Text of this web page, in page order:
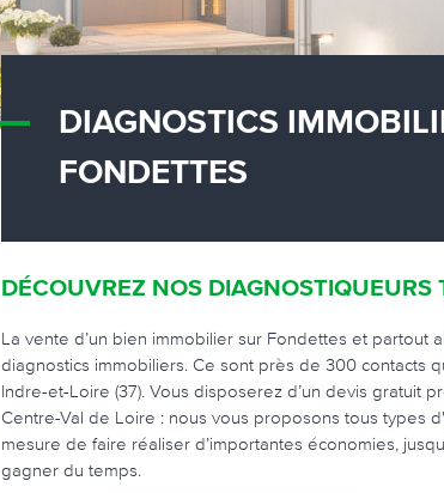
DIAGNOSTICS
FONDETTES
DÉCOUVREZ NOS
La vente d’un bien immobilier sur Fondettes et
diagnostics immobiliers. Ce sont près de 300 contacts
Indre-et-Loire (37). Vous disposerez d’un devis gratuit
Centre-Val de Loire : nous vous proposons tous types
mesure de faire réaliser d’importantes économies,
gagner du temps.